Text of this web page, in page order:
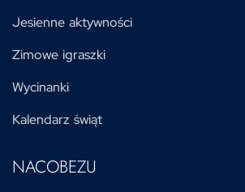
Jesienne aktywności
Zimowe igraszki
Wycinanki
Kalendarz świąt
NACOBEZU